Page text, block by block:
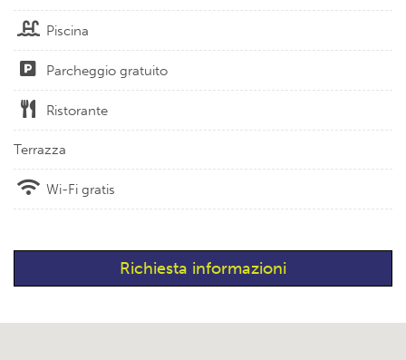
Piscina
Parcheggio gratuito
Ristorante
Terrazza
Wi-Fi gratis
Richiesta informazioni